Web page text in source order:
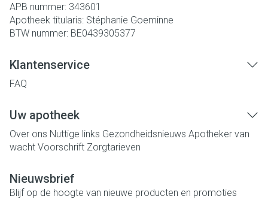
APB nummer: 343601
Apotheek titularis: Stéphanie Goeminne
BTW nummer: BE0439305377
Klantenservice
FAQ
Uw apotheek
Over ons Nuttige links Gezondheidsnieuws Apotheker van
wacht Voorschrift Zorgtarieven
Nieuwsbrief
Blijf op de hoogte van nieuwe producten en promoties